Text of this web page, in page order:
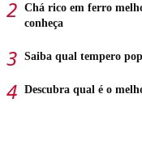
Chá rico em ferro
conheça
Saiba qual tempero
Descubra qual é o